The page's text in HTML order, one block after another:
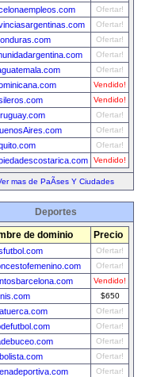
Ofertar!
Ofertar!
Ofertar!
Ofertar!
Ofertar!
Vendido!
Vendido!
Ofertar!
Ofertar!
Ofertar!
Vendido!
mas de PaÃ­ses Y Ciudades
Deportes
de dominio Precio
Ofertar!
Ofertar!
Vendido!
$650
Ofertar!
Ofertar!
Ofertar!
Ofertar!
Ofertar!